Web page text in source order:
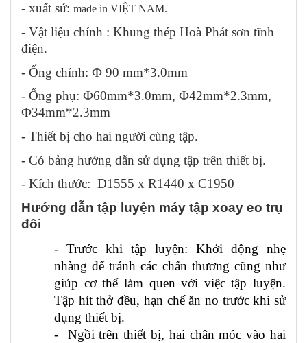
- xuất sứ: made in VIỆT NAM.
- Vật liệu chính : Khung thép Hoà Phát sơn tĩnh
điện.
- Ống chính: Ф 90 mm*3.0mm
- Ống phụ: Ф60mm*3.0mm, Ф42mm*2.3mm,
Ф34mm*2.3mm
- Thiết bị cho hai người cùng tập.
- Có bảng hướng dẫn sử dụng tập trên thiết bị.
- Kích thước: D1555 x R1440 x C1950
Hướng dẫn tập luyện máy tập xoay eo trụ
đôi
- Trước khi tập luyện: Khởi động nhẹ
nhàng để tránh các chấn thương cũng như
giúp cơ thể làm quen với việc tập luyện.
Tập hít thở đều, hạn chế ăn no trước khi sử
dụng thiết bị.
- Ngồi trên thiết bị, hai chân móc vào hai